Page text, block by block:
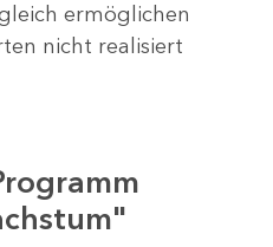
ermöglichen
nicht realisiert